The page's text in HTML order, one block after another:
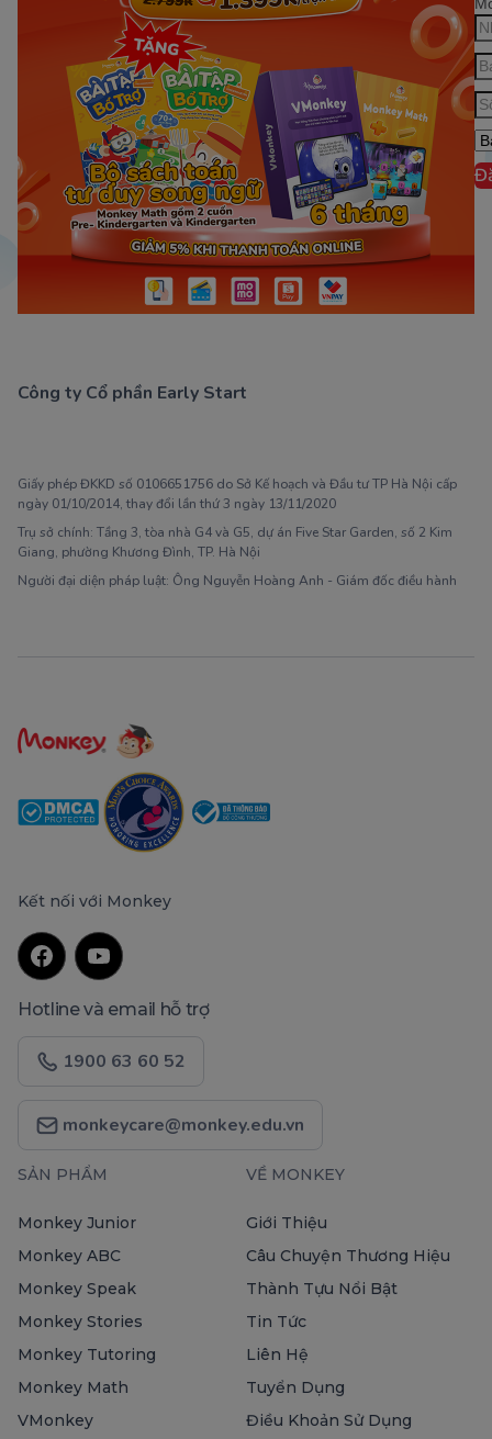
Công ty Cổ phần Early Start
Giấy phép ĐKKD số 0106651756 do Sở Kế hoạch và Đầu tư TP Hà Nội cấp
ngày 01/10/2014, thay đổi lần thứ 3 ngày 13/11/2020
Trụ sở chính: Tầng 3, tòa nhà G4 và G5, dự án Five Star Garden, số 2 Kim
Giang, phường Khương Đình, TP. Hà Nội
Người đại diện pháp luật: Ông Nguyễn Hoàng Anh - Giám đốc điều hành
Kết nối với Monkey
Hotline và email hỗ trợ
1900 63 60 52
monkeycare@monkey.edu.vn
SẢN PHẨM
Monkey Junior
Monkey ABC
Monkey Speak
Monkey Stories
Monkey Tutoring
Monkey Math
VMonkey
VỀ MONKEY
Giới Thiệu
Câu Chuyện Thương Hiệu
Thành Tựu Nổi Bật
Tin Tức
Liên Hệ
Tuyển Dụng
Điều Khoản Sử Dụng